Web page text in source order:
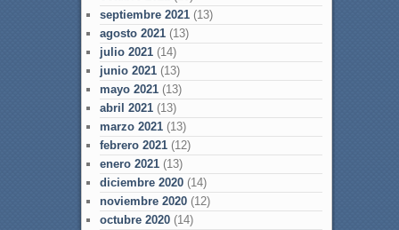
septiembre 2021(13)
agosto 2021(13)
julio 2021(14)
junio 2021(13)
mayo 2021(13)
abril 2021(13)
marzo 2021(13)
febrero 2021(12)
enero 2021(13)
diciembre 2020(14)
noviembre 2020(12)
octubre 2020(14)